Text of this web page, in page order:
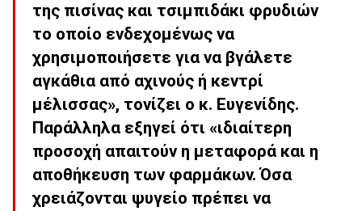
της πισίνας και τσιμπιδάκι φρυδιών
το οποίο ενδεχομένως να
χρησιμοποιήσετε για να βγάλετε
αγκάθια από αχινούς ή κεντρί
μέλισσας», τονίζει ο κ. Ευγενίδης.
Παράλληλα εξηγεί ότι «ιδιαίτερη
προσοχή απαιτούν η μεταφορά και η
αποθήκευση των φαρμάκων. Όσα
χρειάζονται ψυγείο πρέπει να